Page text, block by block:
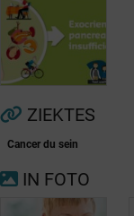
Voorkamerfibrillatie
pancreas-
insufficiëntie
ZIEKTES
Cancer du sein
IN FOTO